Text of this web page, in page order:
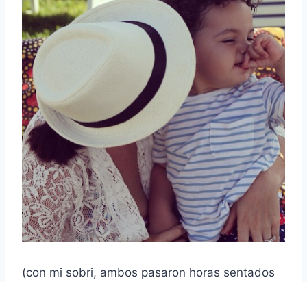
(con mi sobri, ambos pasaron horas sentados